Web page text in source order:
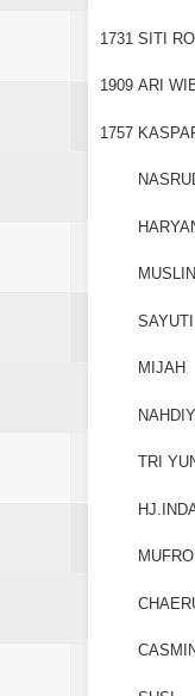
1731 SITI
1909 ARI
1757
SAYUTI
MIJAH
TRI